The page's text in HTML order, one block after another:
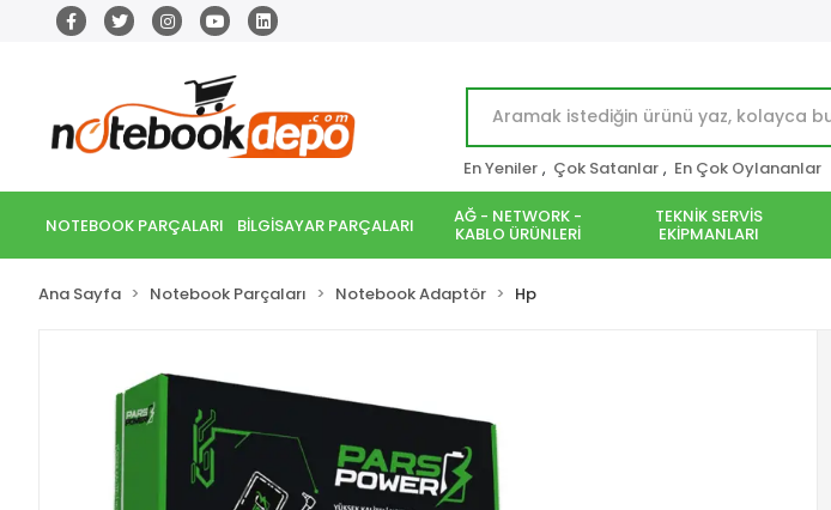
En Yeniler , Çok Satanlar , En Çok Oylananlar
NOTEBOOK PARÇALARI BİLGİSAYAR PARÇALARI AĞ - NETWORK -
KABLO ÜRÜNLERİ
TEKNİK SERVİS
EKİPMANLARI
Ana Sayfa Notebook Parçaları Notebook Adaptör Hp